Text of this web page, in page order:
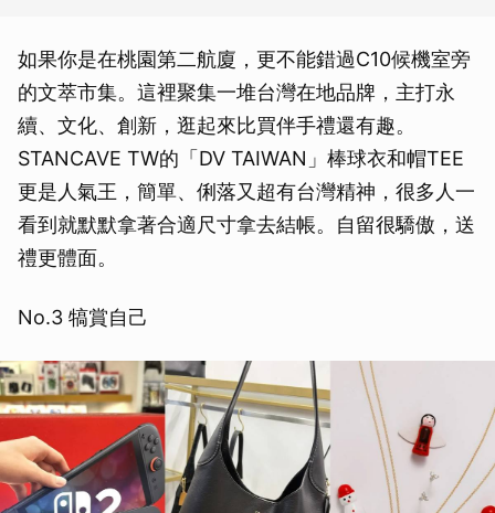
如果你是在桃園第二航廈，更不能錯過C10候機室旁
的文萃市集。這裡聚集一堆台灣在地品牌，主打永
續、文化、創新，逛起來比買伴手禮還有趣。
STANCAVE TW的「DV TAIWAN」棒球衣和帽TEE
更是人氣王，簡單、俐落又超有台灣精神，很多人一
看到就默默拿著合適尺寸拿去結帳。自留很驕傲，送
禮更體面。
No.3 犒賞自己